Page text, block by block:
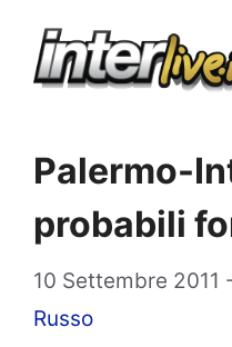
Palermo-
probabili
10 Settembre 2011
Russo